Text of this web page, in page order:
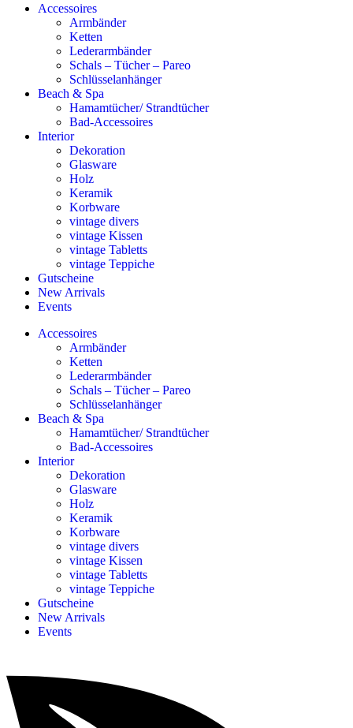
Accessoires
Armbänder
Ketten
Lederarmbänder
Schals – Tücher – Pareo
Schlüsselanhänger
Beach & Spa
Hamamtücher/ Strandtücher
Bad-Accessoires
Interior
Dekoration
Glasware
Holz
Keramik
Korbware
vintage divers
vintage Kissen
vintage Tabletts
vintage Teppiche
Gutscheine
New Arrivals
Events
Accessoires
Armbänder
Ketten
Lederarmbänder
Schals – Tücher – Pareo
Schlüsselanhänger
Beach & Spa
Hamamtücher/ Strandtücher
Bad-Accessoires
Interior
Dekoration
Glasware
Holz
Keramik
Korbware
vintage divers
vintage Kissen
vintage Tabletts
vintage Teppiche
Gutscheine
New Arrivals
Events